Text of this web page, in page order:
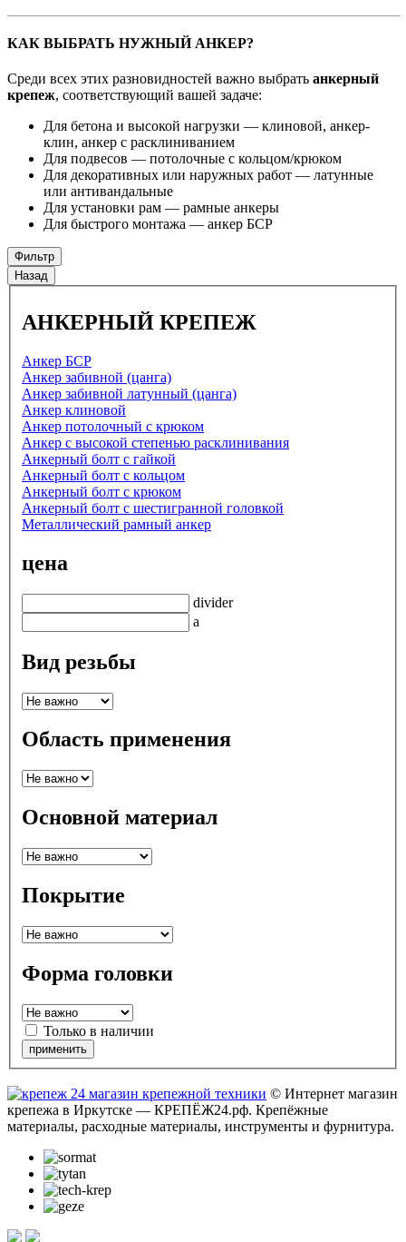
КАК ВЫБРАТЬ НУЖНЫЙ АНКЕР?
Среди всех этих разновидностей важно выбрать анкерный
крепеж, соответствующий вашей задаче:
Для бетона и высокой нагрузки — клиновой, анкер-
клин, анкер с расклиниванием
Для подвесов — потолочные с кольцом/крюком
Для декоративных или наружных работ — латунные
или антивандальные
Для установки рам — рамные анкеры
Для быстрого монтажа — анкер БСР
Фильтр
Назад
АНКЕРНЫЙ КРЕПЕЖ
Анкер БСР
Анкер забивной (цанга)
Анкер забивной латунный (цанга)
Анкер клиновой
Анкер потолочный с крюком
Анкер с высокой степенью расклинивания
Анкерный болт с гайкой
Анкерный болт с кольцом
Анкерный болт с крюком
Анкерный болт с шестигранной головкой
Металлический рамный анкер
цена
divider
a
Вид резьбы
Область применения
Основной материал
Покрытие
Форма головки
Только в наличии
© Интернет магазин
крепежа в Иркутске — КРЕПЁЖ24.рф. Крепёжные
материалы, расходные материалы, инструменты и фурнитура.